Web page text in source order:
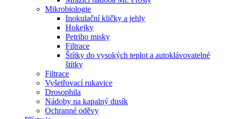
Mikrobiologie
Inokulační kličky a jehly
Hokejky
Petriho misky
Filtrace
Štítky do vysokých teplot a autoklávovatelné
štítky
Filtrace
Vyšetřovací rukavice
Drosophila
Nádoby na kapalný dusík
Ochranné oděvy